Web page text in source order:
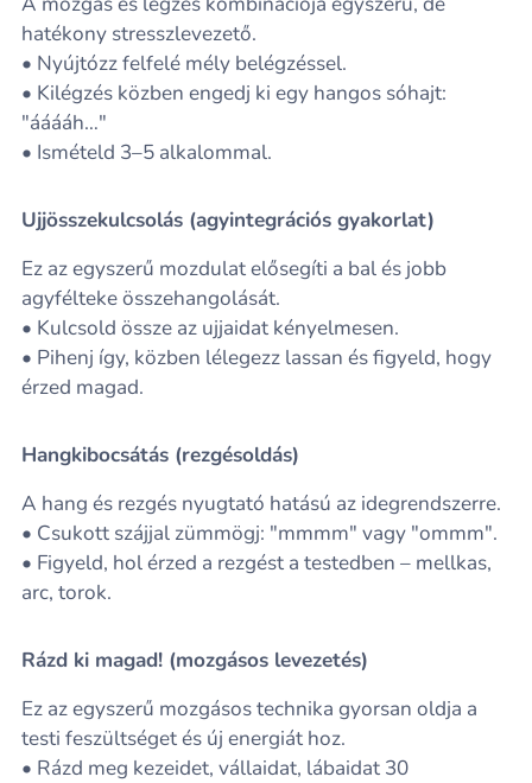
hatékony stresszlevezető.
• Nyújtózz felfelé mély belégzéssel.
• Kilégzés közben engedj ki egy hangos sóhajt:
"ááááh…"
• Ismételd 3–5 alkalommal.
Ujjösszekulcsolás (agyintegrációs gyakorlat)
Ez az egyszerű mozdulat elősegíti a bal és jobb
agyfélteke összehangolását.
• Kulcsold össze az ujjaidat kényelmesen.
• Pihenj így, közben lélegezz lassan és figyeld, hogy
érzed magad.
Hangkibocsátás (rezgésoldás)
A hang és rezgés nyugtató hatású az idegrendszerre.
• Csukott szájjal zümmögj: "mmmm" vagy "ommm".
• Figyeld, hol érzed a rezgést a testedben – mellkas,
arc, torok.
Rázd ki magad! (mozgásos levezetés)
Ez az egyszerű mozgásos technika gyorsan oldja a
testi feszültséget és új energiát hoz.
• Rázd meg kezeidet, vállaidat, lábaidat 30